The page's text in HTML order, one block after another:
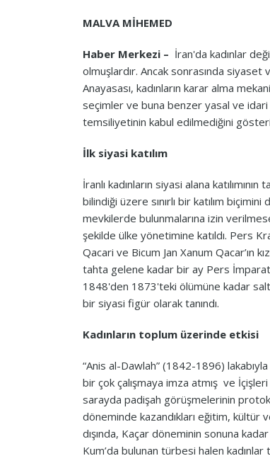
MALVA MİHEMED
Haber Merkezi – İran'da kadınlar
olmuşlardır. Ancak sonrasında
Anayasası, kadınların karar alma
seçimler ve buna benzer yasal ve idari
temsiliyetinin kabul edilmediğini
İlk siyasi katılım
İranlı kadınların siyasi alana
bilindiği üzere sınırlı bir katılım
mevkilerde bulunmalarına izin
şekilde ülke yönetimine katıldı. Pers
Qacari ve Bicum Jan Xanum Qacar’ın
tahta gelene kadar bir ay Pers
1848'den 1873'teki ölümüne kadar
bir siyasi figür olarak tanındı.
Kadınların toplum üzerinde etkisi
“Anis al-Dawlah” (1842-1896)
bir çok çalışmaya imza atmış ve
sarayda padişah görüşmelerinin
döneminde kazandıkları eğitim, kültür
dışında, Kaçar döneminin sonuna
Kum’da bulunan türbesi halen